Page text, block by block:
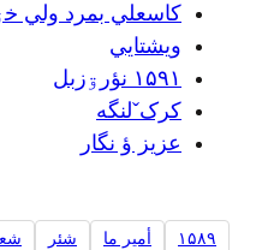
کاسعلي بمرد ولي خۊ
ویشتایي
۱۵۹۱ نؤرۊزبل
کرکˇلنگه
عزيز ؤ نگار
۱۵۸۹ أمير ما شئر